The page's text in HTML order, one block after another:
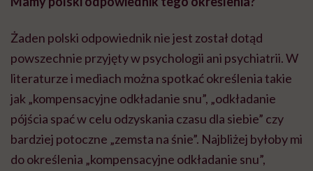
Żaden polski odpowiednik nie jest został dotąd
powszechnie przyjęty w psychologii ani psychiatrii. W
literaturze i mediach można spotkać określenia takie
jak „kompensacyjne odkładanie snu”, „odkładanie
pójścia spać w celu odzyskania czasu dla siebie” czy
bardziej potoczne „zemsta na śnie”. Najbliżej byłoby mi
do określenia „kompensacyjne odkładanie snu”,